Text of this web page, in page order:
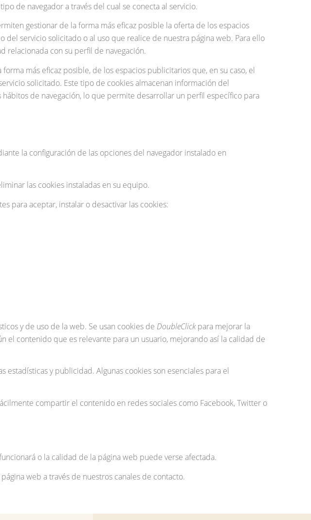
de navegador a través del cual se conecta al servicio.
gestionar de la forma más eficaz posible la oferta de los espacios
servicio solicitado o al uso que realice de nuestra página web. Para ello
relacionada con su perfil de navegación.
más eficaz posible, de los espacios publicitarios que, en su caso, el
solicitado. Este tipo de cookies almacenan información del
de navegación, lo que permite desarrollar un perfil específico para
la configuración de las opciones del navegador instalado en
las cookies instaladas en su equipo.
para aceptar, instalar o desactivar las cookies:
y de uso de la web. Se usan cookies de DoubleClickpara mejorar la
contenido que es relevante para un usuario, mejorando así la calidad de
estadísticas y publicidad. Algunas cookies son esenciales para el
compartir el contenido en redes sociales como Facebook, Twitter o
o la calidad de la página web puede verse afectada.
web a través de nuestros canales de contacto.